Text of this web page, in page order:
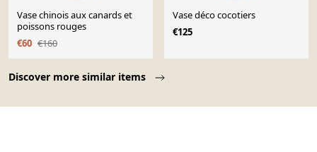
Discover more similar items
Vase chinois aux canards et
poissons rouges
€60 €160
Vase déco cocotiers
€125